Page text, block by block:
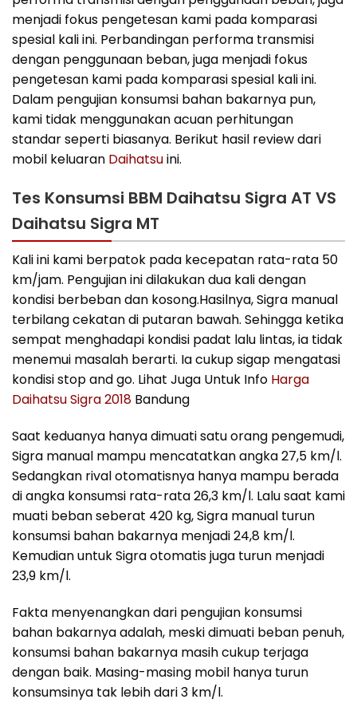
menjadi fokus pengetesan kami pada komparasi
spesial kali ini. Perbandingan performa transmisi
dengan penggunaan beban, juga menjadi fokus
pengetesan kami pada komparasi spesial kali ini.
Dalam pengujian konsumsi bahan bakarnya pun,
kami tidak menggunakan acuan perhitungan
standar seperti biasanya. Berikut hasil review dari
mobil keluaran Daihatsuini.
Tes Konsumsi BBM Daihatsu Sigra AT VS
Daihatsu Sigra MT
Kali ini kami berpatok pada kecepatan rata-rata 50
km/jam. Pengujian ini dilakukan dua kali dengan
kondisi berbeban dan kosong.Hasilnya, Sigra manual
terbilang cekatan di putaran bawah. Sehingga ketika
sempat menghadapi kondisi padat lalu lintas, ia tidak
menemui masalah berarti. Ia cukup sigap mengatasi
kondisi stop and go. Lihat Juga Untuk Info Harga
Daihatsu Sigra 2018 Bandung
Saat keduanya hanya dimuati satu orang pengemudi,
Sigra manual mampu mencatatkan angka 27,5 km/l.
Sedangkan rival otomatisnya hanya mampu berada
di angka konsumsi rata-rata 26,3 km/l. Lalu saat kami
muati beban seberat 420 kg, Sigra manual turun
konsumsi bahan bakarnya menjadi 24,8 km/l.
Kemudian untuk Sigra otomatis juga turun menjadi
23,9 km/l.
Fakta menyenangkan dari pengujian konsumsi
bahan bakarnya adalah, meski dimuati beban penuh,
konsumsi bahan bakarnya masih cukup terjaga
dengan baik. Masing-masing mobil hanya turun
konsumsinya tak lebih dari 3 km/l.